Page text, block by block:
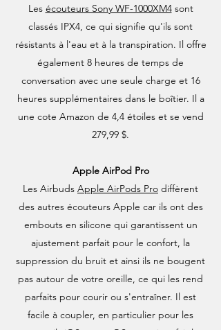
Les écouteurs Sony WF-1000XM4sont
classés IPX4, ce qui signifie qu'ils sont
résistants à l'eau et à la transpiration. Il offre
également 8 heures de temps de
conversation avec une seule charge et 16
heures supplémentaires dans le boîtier. Il a
une cote Amazon de 4,4 étoiles et se vend
279,99 $.
Apple AirPod Pro
Les Airbuds Apple AirPods Pro diffèrent
des autres écouteurs Apple car ils ont des
embouts en silicone qui garantissent un
ajustement parfait pour le confort, la
suppression du bruit et ainsi ils ne bougent
pas autour de votre oreille, ce qui les rend
parfaits pour courir ou s'entraîner. Il est
facile à coupler, en particulier pour les